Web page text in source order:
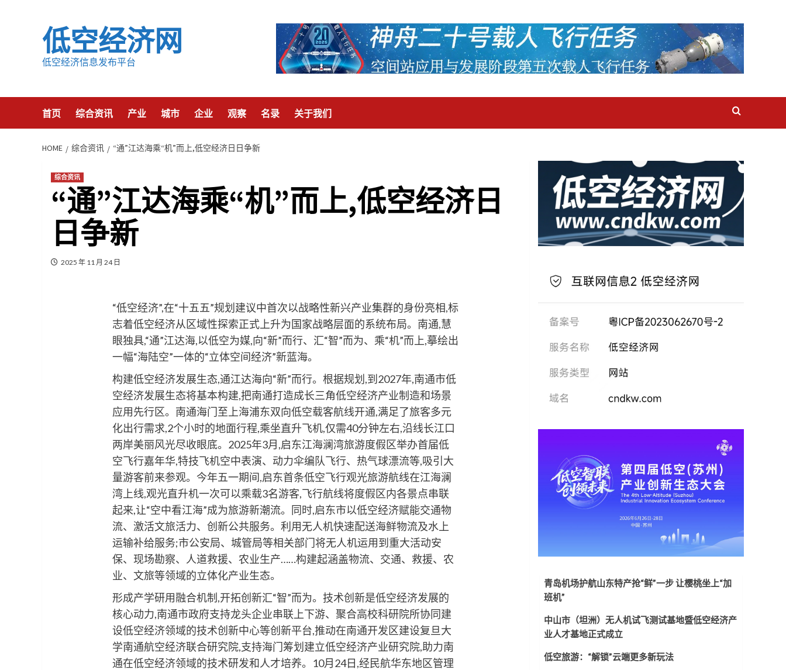
低空经济网
低空经济信息发布平台
首页 综合资讯 产业 城市 企业 观察 名录 关于我们
HOME 综合资讯 “通”江达海乘“机”而上,低空经济日日争新
综合资讯
“通”江达海乘“机”而上,低空经济日
日争新
2025 年 11 月 24 日
“低空经济”,在“十五五”规划建议中首次以战略性新兴产业集群的身份亮相,标
志着低空经济从区域性探索正式上升为国家战略层面的系统布局。南通,慧
眼独具,“通”江达海,以低空为媒,向“新”而行、汇“智”而为、乘“机”而上,摹绘出
一幅“海陆空”一体的“立体空间经济”新蓝海。
构建低空经济发展生态,通江达海向“新”而行。根据规划,到2027年,南通市低
空经济发展生态将基本构建,把南通打造成长三角低空经济产业制造和场景
应用先行区。南通海门至上海浦东双向低空载客航线开通,满足了旅客多元
化出行需求,2个小时的地面行程,乘坐直升飞机,仅需40分钟左右,沿线长江口
两岸美丽风光尽收眼底。2025年3月,启东江海澜湾旅游度假区举办首届低
空飞行嘉年华,特技飞机空中表演、动力伞编队飞行、热气球漂流等,吸引大
量游客前来参观。今年五一期间,启东首条低空飞行观光旅游航线在江海澜
湾上线,观光直升机一次可以乘载3名游客,飞行航线将度假区内各景点串联
起来,让“空中看江海”成为旅游新潮流。同时,启东市以低空经济赋能交通物
流、激活文旅活力、创新公共服务。利用无人机快速配送海鲜物流及水上
运输补给服务;市公安局、城管局等相关部门将无人机运用到重大活动安
保、现场勘察、人道救援、农业生产……构建起涵盖物流、交通、救援、农
业、文旅等领域的立体化产业生态。
形成产学研用融合机制,开拓创新汇“智”而为。技术创新是低空经济发展的
核心动力,南通市政府支持龙头企业串联上下游、聚合高校科研院所协同建
设低空经济领域的技术创新中心等创新平台,推动在南通开发区建设复旦大
学南通航空经济联合研究院,支持海门筹划建立低空经济产业研究院,助力南
通在低空经济领域的技术研发和人才培养。10月24日,经民航华东地区管理
青岛机场护航山东特产抢“鲜”一步 让樱桃坐上“加
班机”
中山市（坦洲）无人机试飞测试基地暨低空经济产
业人才基地正式成立
低空旅游：“解锁”云端更多新玩法